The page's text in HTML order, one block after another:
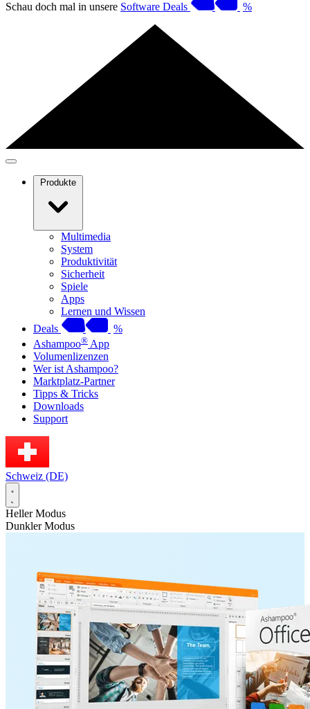
Schau doch mal in unsere Software Deals %
Produkte
Multimedia
System
Produktivität
Sicherheit
Spiele
Apps
Lernen und Wissen
Deals
%
Ashampoo® App
Volumenlizenzen
Wer ist Ashampoo?
Marktplatz-Partner
Tipps & Tricks
Downloads
Support
Schweiz (DE)
Heller Modus
Dunkler Modus